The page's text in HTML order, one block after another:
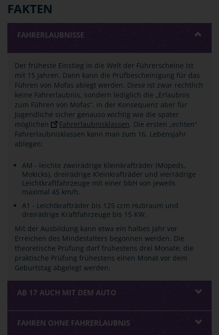
FAKTEN
FAHRERLAUBNISSE
Der früheste Einstieg in die Welt der Führerscheine ist
mit 15 Jahren. Dann kann die Prüfbescheinigung für das
Führen von Mofas ablegt werden. Diese ist zwar rechtlich
keine Fahrerlaubnis, sondern lediglich die „Erlaubnis
zum Führen von Mofas“, in der Konsequenz aber für
Jugendliche sicher genauso wichtig wie die später
möglichen
Fahrerlaubnisklassen. Die ersten „echten“
Fahrerlaubnisklassen kann man zum 16. Lebensjahr
ablegen:
AM - leichte zweirädrige Kleinkrafträder (Mopeds,
Mokicks), dreirädrige Kleinkrafträder und vierrädrige
Leichtkraftfahrzeuge mit einer bbH von jeweils
maximal 45 km/h.
A1 - Leichtkrafträder bis 125 ccm Hubraum und
dreirädrige Kraftfahrzeuge bis 15 KW.
Mit der Ausbildung kann etwa ein halbes Jahr vor
Erreichen des Mindestalters begonnen werden. Die
theoretische Prüfung darf frühestens drei Monate, die
praktische Prüfung frühestens einen Monat vor dem
Geburtstag abgelegt werden.
AB 17 AUCH MIT DEM AUTO
FAHREN OHNE FAHRERLAUBNIS